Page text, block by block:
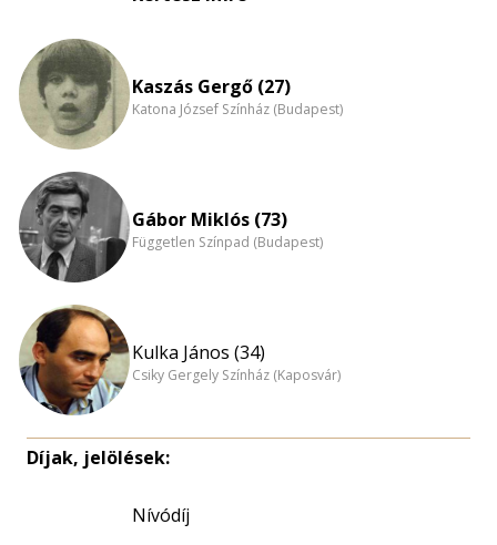
Kaszás Gergő (27)
Katona József Színház (Budapest)
Gábor Miklós (73)
Független Színpad (Budapest)
Kulka János (34)
Csiky Gergely Színház (Kaposvár)
Díjak, jelölések:
Nívódíj